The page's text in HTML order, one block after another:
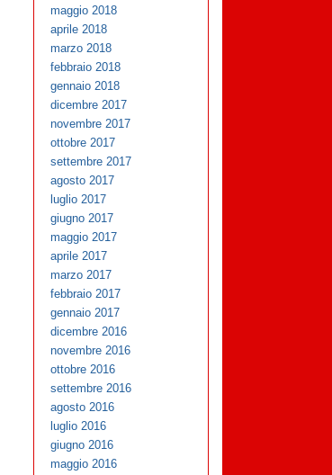
maggio 2018
aprile 2018
marzo 2018
febbraio 2018
gennaio 2018
dicembre 2017
novembre 2017
ottobre 2017
settembre 2017
agosto 2017
luglio 2017
giugno 2017
maggio 2017
aprile 2017
marzo 2017
febbraio 2017
gennaio 2017
dicembre 2016
novembre 2016
ottobre 2016
settembre 2016
agosto 2016
luglio 2016
giugno 2016
maggio 2016